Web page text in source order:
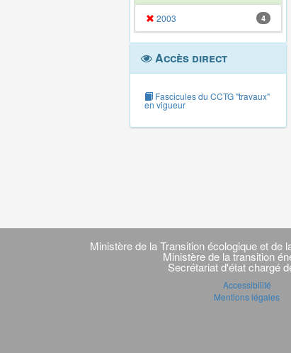
2003 4
Accès direct
Fascicules du CCTG "travaux"
en vigueur
Navigation
transverseMinistère de la Transition écologique et de
Ministère de la transition
Secrétariat d'état chargé
Accessibilité
Mentions légales